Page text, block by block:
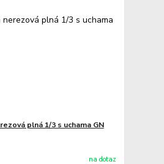
plná 1/3 s uchama GN
na dotaz